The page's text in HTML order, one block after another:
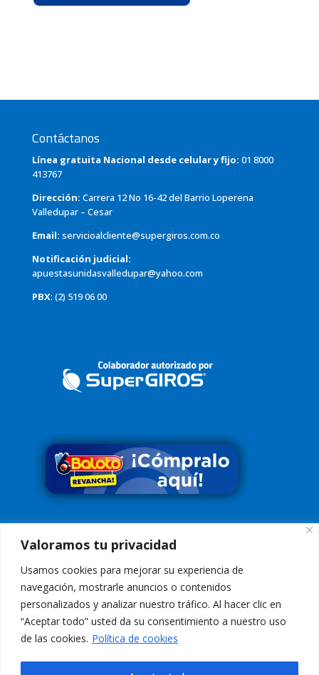
Valoramos tu privacidad
Usamos cookies para mejorar su experiencia de
navegación, mostrarle anuncios o contenidos
personalizados y analizar nuestro tráfico. Al hacer clic en
“Aceptar todo” usted da su consentimiento a nuestro uso
de las cookies. Política de cookies
Contáctanos
Línea gratuita Nacional desde celular y fijo: 01 8000
413767
Dirección: Carrera 12 No 16-42 del Barrio Loperena
Valledupar – Cesar
Email: servicioalcliente@supergiros.com.co
Notificación judicial:
apuestasunidasvalledupar@yahoo.com
PBX: (2) 519 06 00
Síguenos en
Conoce nuestra Política de Tratamiento de DatosAquí
Aviso de Privacidad:El uso de esta página web y sus servicios, es
indicación de aceptación de losTérminos de Uso